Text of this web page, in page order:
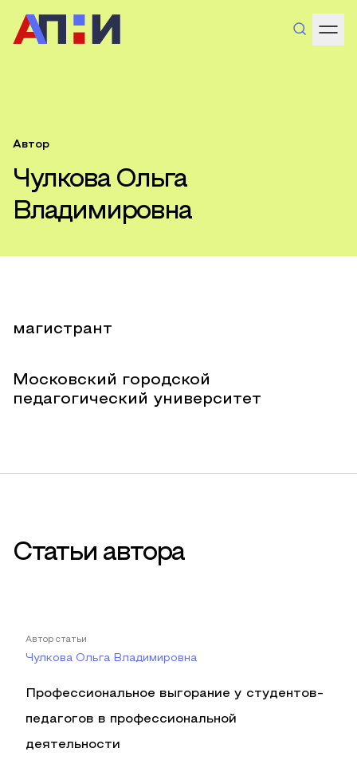
Автор
Чулкова Ольга
Владимировна
магистрант
Московский городской
педагогический университет
Статьи автора
Автор статьи
Чулкова Ольга Владимировна
Профессиональное выгорание у студентов-
педагогов в профессиональной
деятельности